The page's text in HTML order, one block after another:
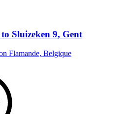
Sluizeken 9, Gent
Flamande, Belgique